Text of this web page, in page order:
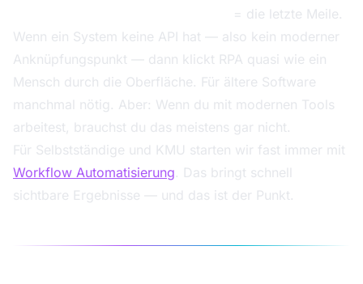
= die letzte Meile.
Wenn ein System keine API hat — also kein moderner
Anknüpfungspunkt — dann klickt RPA quasi wie ein
Mensch durch die Oberfläche. Für ältere Software
manchmal nötig. Aber: Wenn du mit modernen Tools
arbeitest, brauchst du das meistens gar nicht.
Für Selbstständige und KMU starten wir fast immer mit
Workflow Automatisierung. Das bringt schnell
sichtbare Ergebnisse — und das ist der Punkt.